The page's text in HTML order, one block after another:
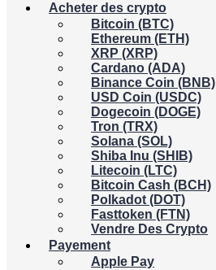
Acheter des crypto
Bitcoin (BTC)
Ethereum (ETH)
XRP (XRP)
Cardano (ADA)
Binance Coin (BNB)
USD Coin (USDC)
Dogecoin (DOGE)
Tron (TRX)
Solana (SOL)
Shiba Inu (SHIB)
Litecoin (LTC)
Bitcoin Cash (BCH)
Polkadot (DOT)
Fasttoken (FTN)
Vendre Des Crypto
Payement
Apple Pay